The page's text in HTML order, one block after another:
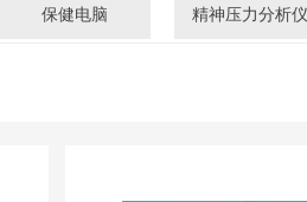
保健电脑 精神压力分析仪